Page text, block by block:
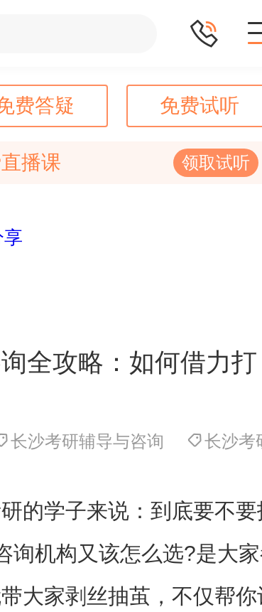
费答疑 免费试听
播课 领取试听
全攻略：如何借力打
长沙考研辅导与咨询 长沙考
的学子来说：到底要不要
询机构又该怎么选?是大
大家剥丝抽茧，不仅帮你